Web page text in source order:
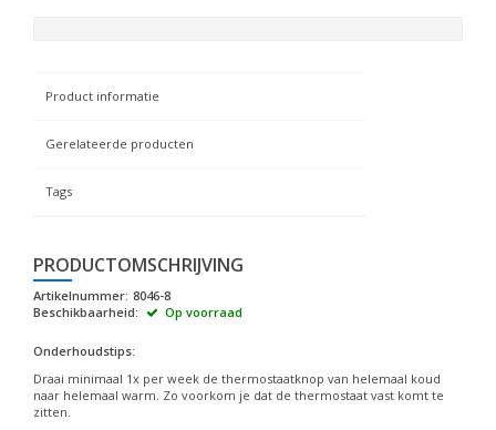
Product informatie
Gerelateerde producten
Tags
PRODUCTOMSCHRIJVING
Artikelnummer: 8046-8
Beschikbaarheid:
Op voorraad
Onderhoudstips:
Draai minimaal 1x per week de thermostaatknop van helemaal koud
naar helemaal warm. Zo voorkom je dat de thermostaat vast komt te
zitten.